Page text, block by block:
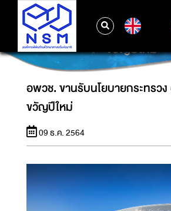
อพวช. ขานรับนโยบายกระทรว
ขวัญปีใหม่
อพวช. ขานรับนโยบายกระทรว
ขวัญปีใหม่
09 ธ.ค. 2564